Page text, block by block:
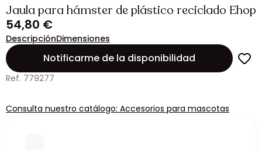
Jaula para hámster de plástico reciclado Ehop
54,80 €
DescripciónDimensiones
Notificarme de la disponibilidad
Ref. 779277
Consulta nuestro catálogo: Accesorios para mascotas